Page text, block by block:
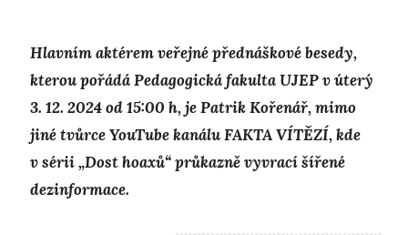
Hlavním aktérem veřejné přednáškové besedy,
kterou pořádá Pedagogická fakulta UJEP v úterý
3. 12. 2024 od 15:00 h, je Patrik Kořenář, mimo
jiné tvůrce YouTube kanálu FAKTA VÍTĚZÍ, kde
v sérii „Dost hoaxů“ průkazně vyvrací šířené
dezinformace.